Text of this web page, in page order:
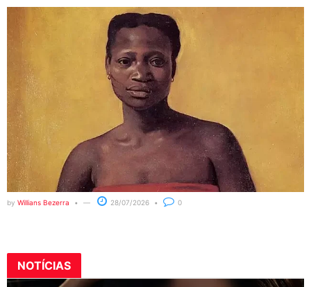
by Willians Bezerra 28/07/2026 0
NOTÍCIAS